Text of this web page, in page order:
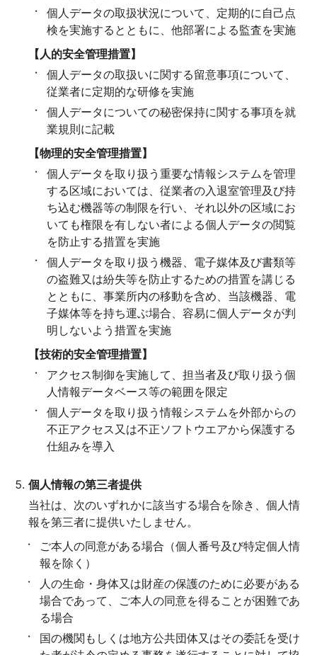
個人データの取扱状況について、定期的に自己点
検を実施するとともに、他部署による監査を実施
【人的安全管理措置】
個人データの取扱いに関する留意事項について、
従業者に定期的な研修を実施
個人データについての秘密保持に関する事項を就
業規則に記載
【物理的安全管理措置】
個人データを取り扱う重要な情報システムを管理
する区域においては、従業者の入退室管理及び持
ち込む機器等の制限を行い、それ以外の区域にお
いても権限を有しない者による個人データの閲覧
を防止する措置を実施
個人データを取り扱う機器、電子媒体及び書類等
の盗難又は紛失等を防止するための措置を講じる
とともに、事業所内の移動を含め、当該機器、電
子媒体等を持ち運ぶ場合、容易に個人データが判
明しないよう措置を実施
【技術的安全管理措置】
アクセス制御を実施して、担当者及び取り扱う個
人情報データベース等の範囲を限定
個人データを取り扱う情報システムを外部からの
不正アクセス又は不正ソフトウエアから保護する
仕組みを導入
個人情報の第三者提供
当社は、次のいずれかに該当する場合を除き、個人情
報を第三者に提供いたしません。
ご本人の同意がある場合（個人番号及び特定個人情
報を除く）
人の生命・身体又は財産の保護のために必要がある
場合であって、ご本人の同意を得ることが困難であ
る場合
国の機関もしくは地方公共団体又はその委託を受け